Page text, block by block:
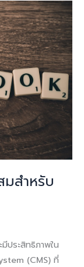
มสำหรับ
ประสิทธิภาพใน
(CMS) ที่